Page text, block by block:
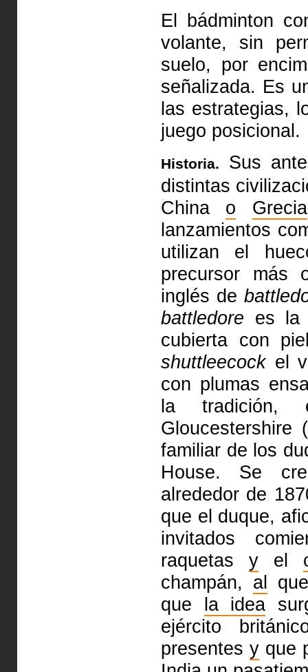
El bádminton
volante, sin
suelo, por
señalizada. Es
las estrategias,
juego posicional.
Historia.
Sus
distintas
China o Grecia
lanzamientos
utilizan el
precursor más
inglés de
battledore es la
cubierta con
shuttleecockel
con plumas
la tradición,
Gloucestershire (
familiar de los
House. Se
alrededor de
que el duque,
invitados
raquetas y el
champán, al
que la idea
ejército
presentes yque